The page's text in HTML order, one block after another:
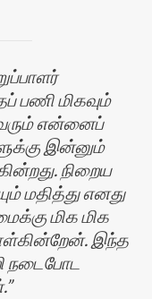
பணி மிகவும்
என்னைப்
இன்னும்
நிறைய
மதித்து எனது
மிக மிக
இந்த
நடைபோட